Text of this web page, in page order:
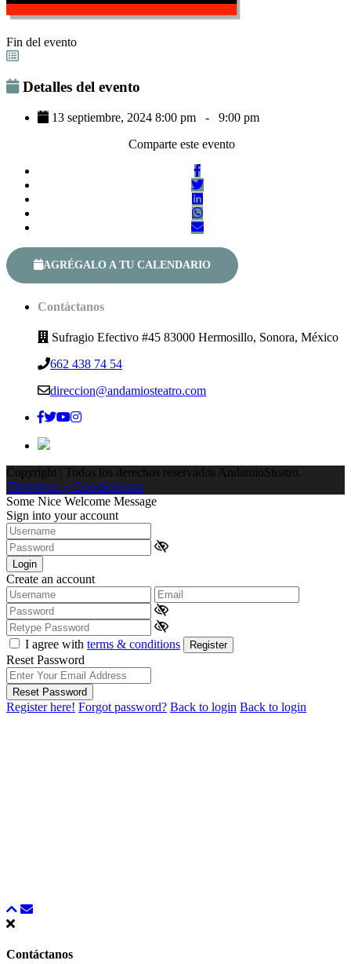
Fin del evento
Detalles del evento
13 septiembre, 2024 8:00 pm -
9:00 pm
Comparte este evento
AGRÉGALO A TU CALENDARIO
Contáctanos
Sufragio Efectivo #45 83000 Hermosillo, Sonora, México
662 438 74 54
direccion@andamiosteatro.com
Copyright | Todos los derechos reservados AndamioSteatro.
Términos y Condiciones
Some Nice Welcome Message
Sign into your account
Login
Create an account
I agree with terms & conditions Register
Reset Password
Reset Password
Register here! Forgot password? Back to login Back to login
Contáctanos